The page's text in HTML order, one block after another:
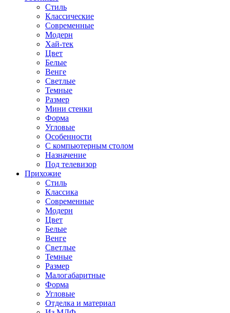
Стиль
Классические
Современные
Модерн
Хай-тек
Цвет
Белые
Венге
Светлые
Темные
Размер
Мини стенки
Форма
Угловые
Особенности
С компьютерным столом
Назначение
Под телевизор
Прихожие
Стиль
Классика
Современные
Модерн
Цвет
Белые
Венге
Светлые
Темные
Размер
Малогабаритные
Форма
Угловые
Отделка и материал